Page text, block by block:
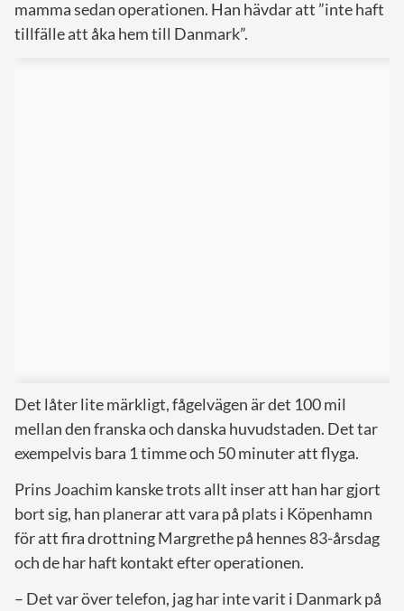
mamma sedan operationen. Han hävdar att ”inte haft
tillfälle att åka hem till Danmark”.
Det låter lite märkligt, fågelvägen är det 100 mil
mellan den franska och danska huvudstaden. Det tar
exempelvis bara 1 timme och 50 minuter att flyga.
Prins Joachim kanske trots allt inser att han har gjort
bort sig, han planerar att vara på plats i Köpenhamn
för att fira drottning Margrethe på hennes 83-årsdag
och de har haft kontakt efter operationen.
– Det var över telefon, jag har inte varit i Danmark på